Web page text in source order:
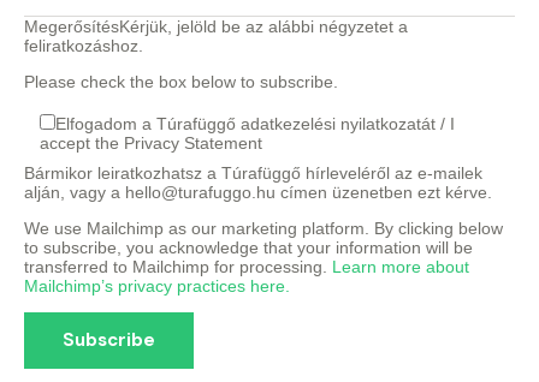
MegerősítésKérjük, jelöld be az alábbi négyzetet a
feliratkozáshoz.
Please check the box below to subscribe.
Elfogadom a Túrafüggő adatkezelési nyilatkozatát / I
accept the Privacy Statement
Bármikor leiratkozhatsz a Túrafüggő hírleveléről az e-mailek
alján, vagy a hello@turafuggo.hu címen üzenetben ezt kérve.
We use Mailchimp as our marketing platform. By clicking below
to subscribe, you acknowledge that your information will be
transferred to Mailchimp for processing. Learn more about
Mailchimp’s privacy practices here.